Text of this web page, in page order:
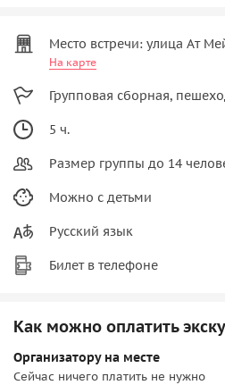
Место встречи: улица Ат
На карте
Групповая сборная,
5 ч.
Размер группы до 14
Можно с детьми
Русский язык
Билет в телефоне
Как можно оплатить
Организатору на месте
Сейчас ничего платить не нужно